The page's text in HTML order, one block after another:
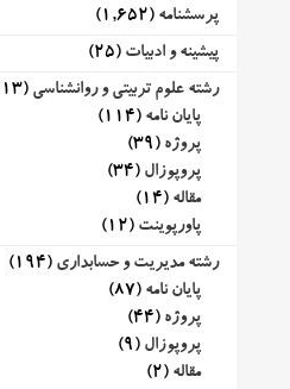
پرسشنامه (1,652)
پیشینه و ادبیات (25)
رشته علوم تربیتی و روانشناسی (213)
پایان نامه (114)
پروژه (39)
پروپوزال (34)
مقاله (14)
پاورپوینت (12)
رشته مدیریت و حسابداری (194)
پایان نامه (87)
پروژه (44)
پروپوزال (9)
مقاله (2)